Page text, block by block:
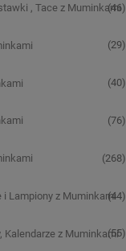
, Tace z Muminkami
(46)
(29)
(40)
(76)
(268)
i Lampiony z Muminkami(44)
Kalendarze z Muminkami(55)